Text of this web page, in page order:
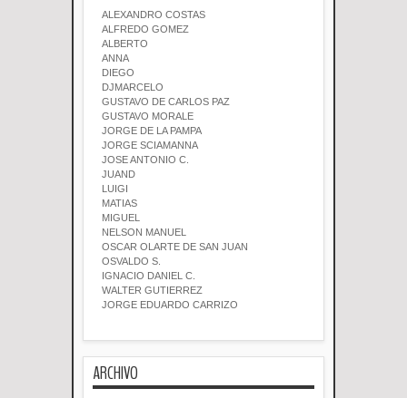
ALEXANDRO COSTAS
ALFREDO GOMEZ
ALBERTO
ANNA
DIEGO
DJMARCELO
GUSTAVO DE CARLOS PAZ
GUSTAVO MORALE
JORGE DE LA PAMPA
JORGE SCIAMANNA
JOSE ANTONIO C.
JUAND
LUIGI
MATIAS
MIGUEL
NELSON MANUEL
OSCAR OLARTE DE SAN JUAN
OSVALDO S.
IGNACIO DANIEL C.
WALTER GUTIERREZ
JORGE EDUARDO CARRIZO
ARCHIVO